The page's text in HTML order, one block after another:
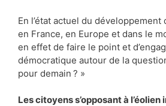
En l’état actuel du développement
en France, en Europe et dans le
en effet de faire le point et
démocratique autour de la
pour demain ? »
Les citoyens s’opposant à